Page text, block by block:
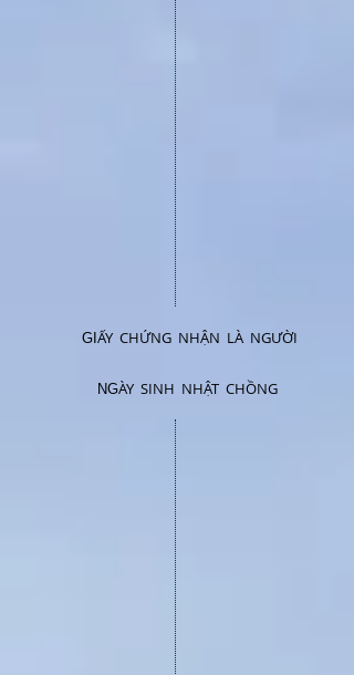
GI ẤY CHỨNG NHẬN LÀ NGƯỜI
NGÀY SINH NHẬT CHỒNG